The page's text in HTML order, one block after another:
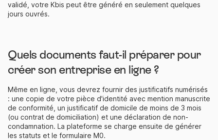
validé, votre Kbis peut être généré en seulement quelques
jours ouvrés.
Quels documents faut-il préparer pour
créer son entreprise en ligne ?
Même en ligne, vous devrez fournir des justificatifs numérisés
: une copie de votre pièce d'identité avec mention manuscrite
de conformité, un justificatif de domicile de moins de 3 mois
(ou contrat de domiciliation) et une déclaration de non-
condamnation. La plateforme se charge ensuite de générer
les statuts et le formulaire M0.